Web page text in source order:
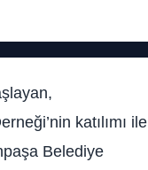
katılımı ile
Belediye